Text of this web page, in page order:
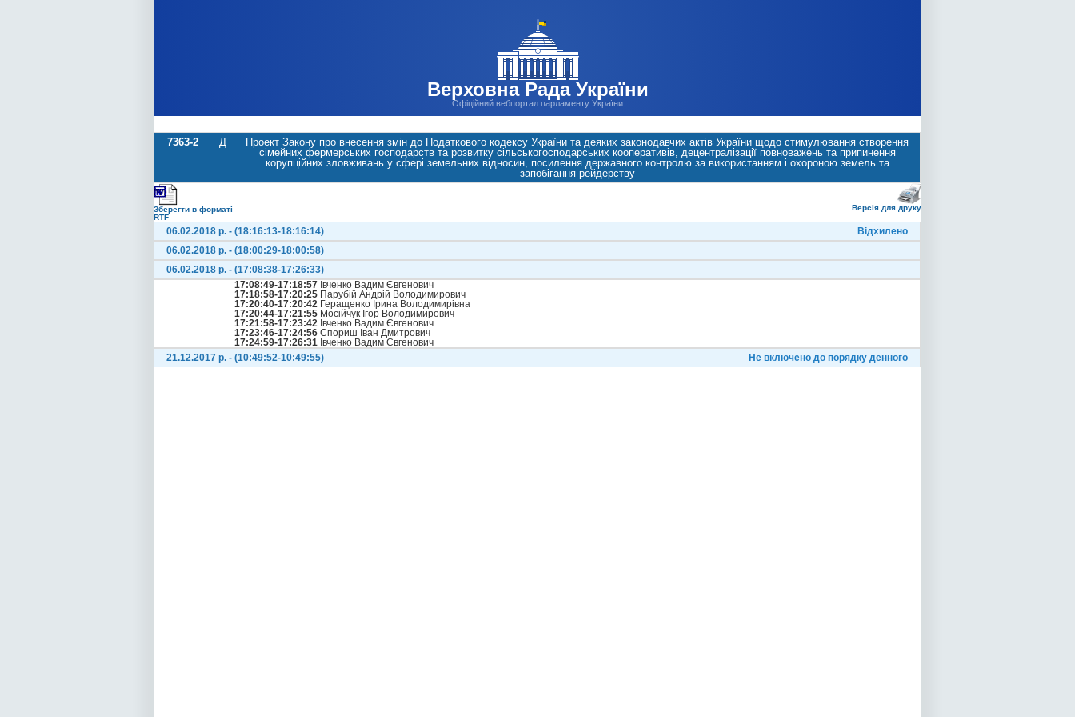
Верховна Рада України
Офіційний вебпортал парламенту України
7363-2 Д
Проект Закону про внесення змін до Податкового кодексу України та деяких законодавчих актів України щодо стимулювання створення
сімейних фермерських господарств та розвитку сільськогосподарських кооперативів, децентралізації повноважень та припинення
корупційних зловживань у сфері земельних відносин, посилення державного контролю за використанням і охороною земель та
запобігання рейдерству
Зберегти в форматі
RTF
Версія для друку
06.02.2018 р. - (18:16:13-18:16:14)
Відхилено
06.02.2018 р. - (18:00:29-18:00:58)
06.02.2018 р. - (17:08:38-17:26:33)
17:08:49-17:18:57 Івченко Вадим Євгенович
17:18:58-17:20:25 Парубій Андрій Володимирович
17:20:40-17:20:42 Геращенко Ірина Володимирівна
17:20:44-17:21:55 Мосійчук Ігор Володимирович
17:21:58-17:23:42 Івченко Вадим Євгенович
17:23:46-17:24:56 Спориш Іван Дмитрович
17:24:59-17:26:31 Івченко Вадим Євгенович
21.12.2017 р. - (10:49:52-10:49:55)
Не включено до порядку денного